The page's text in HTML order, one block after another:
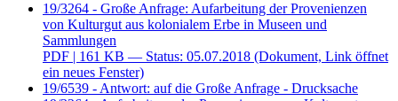
19/3264 - Große Anfrage: Aufarbeitung der Provenienzen
von Kulturgut aus kolonialem Erbe in Museen und
Sammlungen
PDF | 161 KB — Status: 05.07.2018 (Dokument, Link öffnet
ein neues Fenster)
19/6539 - Antwort: auf die Große Anfrage - Drucksache